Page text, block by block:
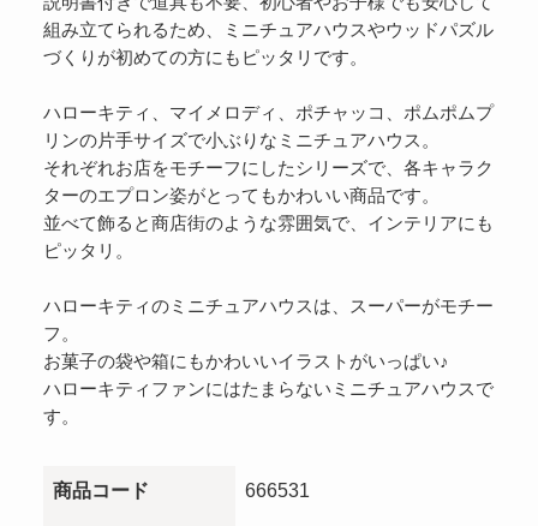
組み立てられるため、ミニチュアハウスやウッドパズル
づくりが初めての方にもピッタリです。
ハローキティ、マイメロディ、ポチャッコ、ポムポムプ
リンの片手サイズで小ぶりなミニチュアハウス。
それぞれお店をモチーフにしたシリーズで、各キャラク
ターのエプロン姿がとってもかわいい商品です。
並べて飾ると商店街のような雰囲気で、インテリアにも
ピッタリ。
ハローキティのミニチュアハウスは、スーパーがモチー
フ。
お菓子の袋や箱にもかわいいイラストがいっぱい♪
ハローキティファンにはたまらないミニチュアハウスで
す。
商品コード 666531